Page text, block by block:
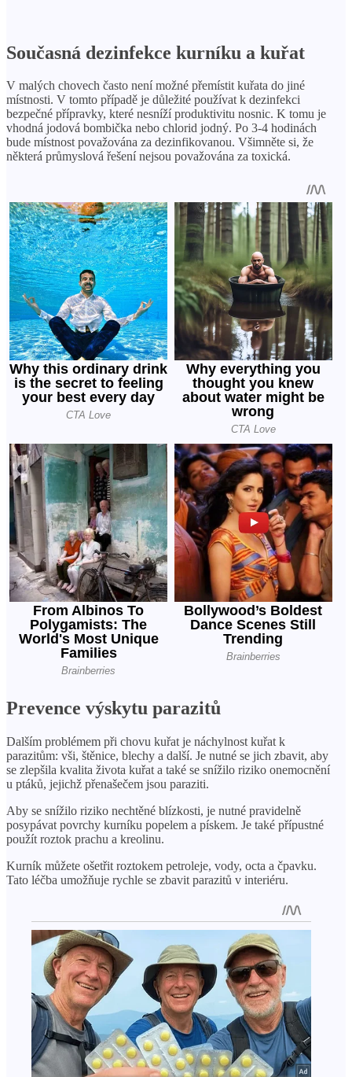
Současná dezinfekce kurníku a kuřat
V malých chovech často není možné přemístit kuřata do jiné
místnosti. V tomto případě je důležité používat k dezinfekci
bezpečné přípravky, které nesníží produktivitu nosnic. K tomu je
vhodná jodová bombička nebo chlorid jodný. Po 3-4 hodinách
bude místnost považována za dezinfikovanou. Všimněte si, že
některá průmyslová řešení nejsou považována za toxická.
Prevence výskytu parazitů
Dalším problémem při chovu kuřat je náchylnost kuřat k
parazitům: vši, štěnice, blechy a další. Je nutné se jich zbavit, aby
se zlepšila kvalita života kuřat a také se snížilo riziko onemocnění
u ptáků, jejichž přenašečem jsou paraziti.
Aby se snížilo riziko nechtěné blízkosti, je nutné pravidelně
posypávat povrchy kurníku popelem a pískem. Je také přípustné
použít roztok prachu a kreolinu.
Kurník můžete ošetřit roztokem petroleje, vody, octa a čpavku.
Tato léčba umožňuje rychle se zbavit parazitů v interiéru.